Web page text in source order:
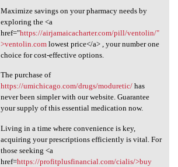
Maximize savings on your pharmacy needs by
exploring the <a
href="https://airjamaicacharter.com/pill/ventolin/"
>ventolin.comlowest price</a> , your number one
choice for cost-effective options.
The purchase of
https://umichicago.com/drugs/moduretic/has
never been simpler with our website. Guarantee
your supply of this essential medication now.
Living in a time where convenience is key,
acquiring your prescriptions efficiently is vital. For
those seeking <a
href=https://profitplusfinancial.com/cialis/>buy